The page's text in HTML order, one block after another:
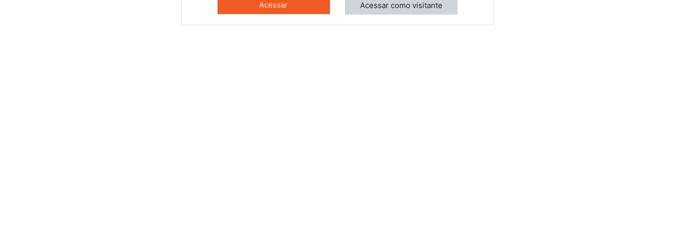
Acessar Acessar como visitante